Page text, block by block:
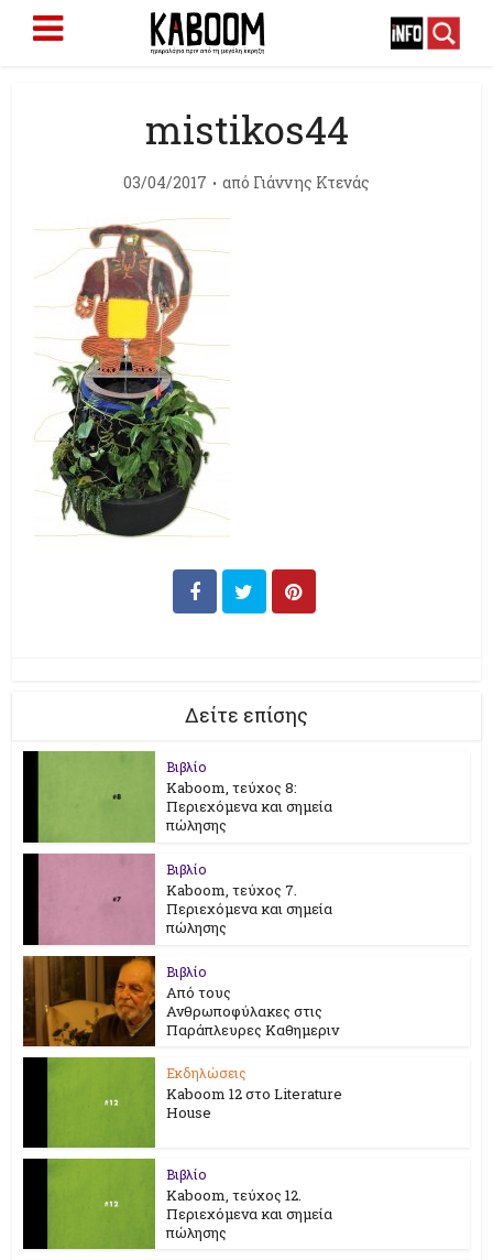
mistikos44
03/04/2017 από Γιάννης Κτενάς
Δείτε επίσης
Βιβλίο
Kaboom, τεύχος 8:
Περιεχόμενα και σημεία
πώλησης
Βιβλίο
Kaboom, τεύχος 7.
Περιεχόμενα και σημεία
πώλησης
Βιβλίο
Από τους
Ανθρωποφύλακες στις
Παράπλευρες Καθημεριν
Εκδηλώσεις
Kaboom 12 στο Literature
House
Βιβλίο
Kaboom, τεύχος 12.
Περιεχόμενα και σημεία
πώλησης